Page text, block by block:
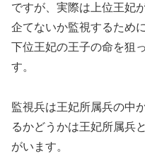
ですが、実際は上位王妃
企てないか監視するため
下位王妃の王子の命を狙
す。
監視兵は王妃所属兵の中
るかどうかは王妃所属兵
がいます。